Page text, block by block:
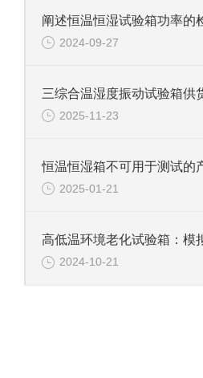
2024-09-27
2025-11-23
2025-01-21
2024-10-21